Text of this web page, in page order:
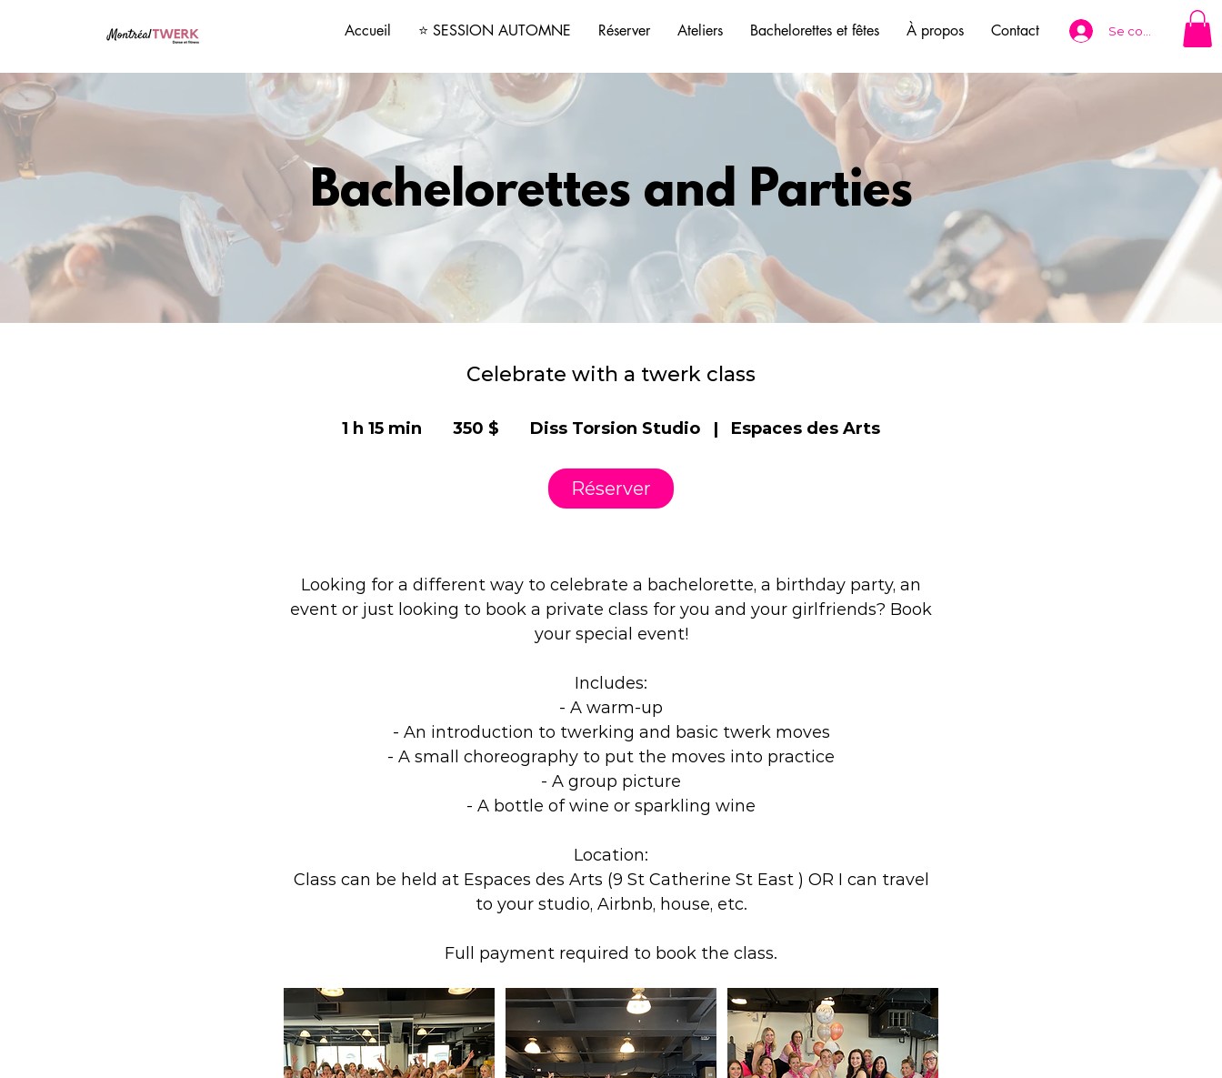
Accueil ⭐️ SESSION AUTOMNE Réserver Ateliers Bachelorettes et fêtes À propos Contact Se connecter
Bachelorettes and Parties
Celebrate with a twerk class
1 h 15 min 350 $ Diss Torsion Studio | Espaces des Arts
Réserver
Looking for a different way to celebrate a bachelorette, a birthday party, an
event or just looking to book a private class for you and your girlfriends? Book
your special event!
Includes:
- A warm-up
- An introduction to twerking and basic twerk moves
- A small choreography to put the moves into practice
- A group picture
- A bottle of wine or sparkling wine
Location:
Class can be held at Espaces des Arts (9 St Catherine St East ) OR I can travel
to your studio, Airbnb, house, etc.
Full payment required to book the class.